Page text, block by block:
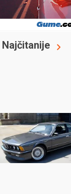
Najčitanije